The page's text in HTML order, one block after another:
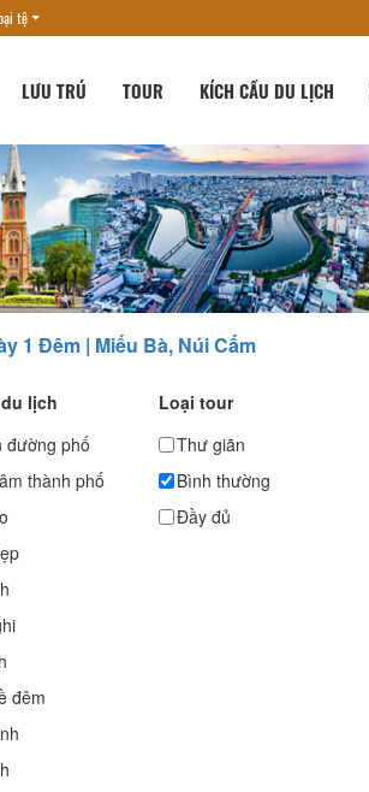
tệ
LƯU TRÚ TOUR KÍCH CẦU DU LỊCH
1 Đêm | Miếu Bà, Núi Cấm
lịch
đường phố
thành phố
đêm
Loại tour
Thư giãn
Bình thường
Đầy đủ